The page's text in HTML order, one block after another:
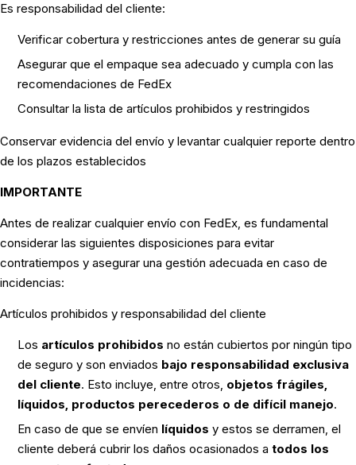
Es responsabilidad del cliente:
Verificar cobertura y restricciones antes de generar su guía
Asegurar que el empaque sea adecuado y cumpla con las
recomendaciones de FedEx
Consultar la lista de artículos prohibidos y restringidos
Conservar evidencia del envío y levantar cualquier reporte dentro
de los plazos establecidos
IMPORTANTE
Antes de realizar cualquier envío con FedEx, es fundamental
considerar las siguientes disposiciones para evitar
contratiempos y asegurar una gestión adecuada en caso de
incidencias:
Artículos prohibidos y responsabilidad del cliente
Los artículos prohibidos no están cubiertos por ningún tipo
de seguro y son enviados bajo responsabilidad exclusiva
del cliente. Esto incluye, entre otros, objetos frágiles,
líquidos, productos perecederos o de difícil manejo.
En caso de que se envíen líquidos y estos se derramen, el
cliente deberá cubrir los daños ocasionados a todos los